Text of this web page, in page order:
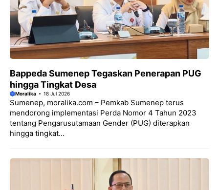
Bappeda Sumenep Tegaskan Penerapan PUG
hingga Tingkat Desa
Moralika 18 Jul 2026
Sumenep, moralika.com – Pemkab Sumenep terus
mendorong implementasi Perda Nomor 4 Tahun 2023
tentang Pengarusutamaan Gender (PUG) diterapkan
hingga tingkat...